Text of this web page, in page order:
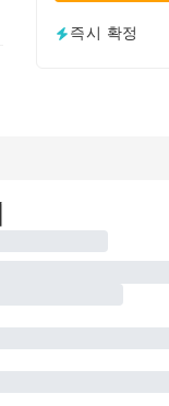
즉시 확정